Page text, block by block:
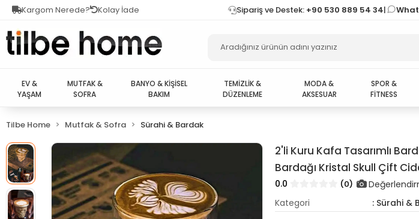
Kargom Nerede? Kolay İade Sipariş ve Destek: +90 530 889 54 34|
EV &
YAŞAM
MUTFAK &
SOFRA
BANYO & KİŞİSEL
BAKIM
TEMİZLİK &
DÜZENLEME
MODA &
AKSESUAR
SPOR &
FİTNESS
Tilbe Home Mutfak & Sofra Sürahi & Bardak
2'li Kuru Kafa Tasarımlı
Bardağı Kristal Skull Çift
0.0 (0)
Kategori
: Sürahi &